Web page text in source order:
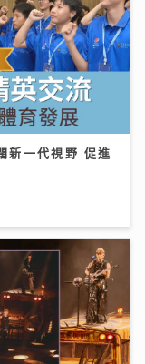
新一代視野 促進